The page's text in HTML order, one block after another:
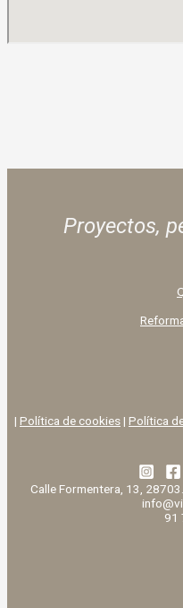
Proyectos,
| Política de cookies| Política
Calle Formentera, 13,
91